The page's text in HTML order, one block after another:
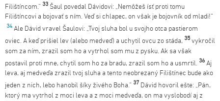
Filištíncom.“ 33 Šaul povedal Dávidovi: „Nemôžeš ísť proti tomu
Filištíncovi a bojovať s ním. Veď si chlapec, on však je bojovník od mladi!“
34 Ale Dávid vravel Šaulovi: „Tvoj sluha bol u svojho otca pastierom
oviec. A keď prišiel lev (alebo medveď) a uchytil ovcu zo stáda, 35 vykročil
som za ním, zrazil som ho a vytrhol som mu z pysku. Ak sa však
postavil proti mne, chytil som ho za bradu, zrazil som ho a usmrtil. 36 Aj
leva, aj medveďa zrazil tvoj sluha a tento neobrezaný Filištínec bude ako
jeden z nich, lebo hanobil šíky živého Boha.“ 37 Dávid hovoril ešte: „Pán,
ktorý ma vytrhol z moci leva a z moci medveďa, on ma vyslobodí aj z